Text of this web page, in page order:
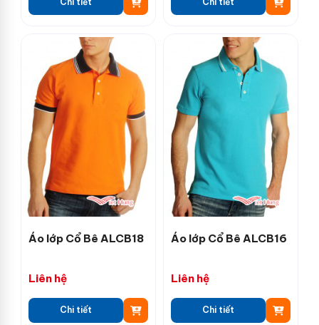
Áo lớp Cổ Bê ALCB18
Liên hệ
Chi tiết
Áo lớp Cổ Bê ALCB16
Liên hệ
Chi tiết